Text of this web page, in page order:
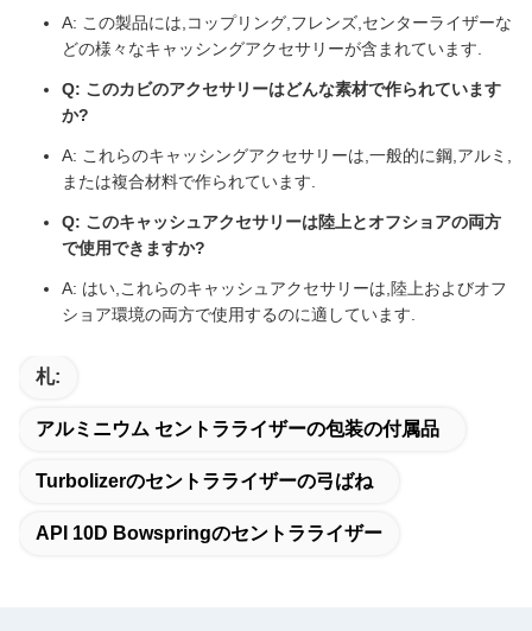
A: この製品には,コップリング,フレンズ,センターライザーな
どの様々なキャッシングアクセサリーが含まれています.
Q: このカビのアクセサリーはどんな素材で作られています
か?
A: これらのキャッシングアクセサリーは,一般的に鋼,アルミ,
または複合材料で作られています.
Q: このキャッシュアクセサリーは陸上とオフショアの両方
で使用できますか?
A: はい,これらのキャッシュアクセサリーは,陸上およびオフ
ショア環境の両方で使用するのに適しています.
札:
アルミニウム セントラライザーの包装の付属品
Turbolizerのセントラライザーの弓ばね
API 10D Bowspringのセントラライザー